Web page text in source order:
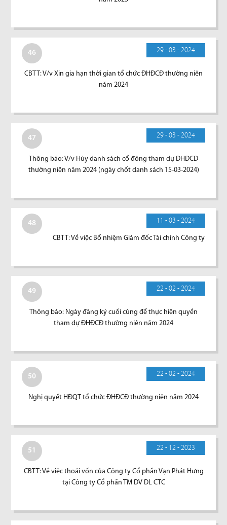
46 29 - 03 - 2024
CBTT: V/v Xin gia hạn thời gian tổ chức ĐHĐCĐ thường niên
năm 2024
47 29 - 03 - 2024
Thông báo: V/v Hủy danh sách cổ đông tham dự ĐHĐCĐ
thường niên năm 2024 (ngày chốt danh sách 15-03-2024)
48 11 - 03 - 2024
CBTT: Về việc Bổ nhiệm Giám đốc Tài chính Công ty
49 22 - 02 - 2024
Thông báo: Ngày đăng ký cuối cùng để thực hiện quyền
tham dự ĐHĐCĐ thường niên năm 2024
50 22 - 02 - 2024
Nghị quyết HĐQT tổ chức ĐHĐCĐ thường niên năm 2024
51 22 - 12 - 2023
CBTT: Về việc thoái vốn của Công ty Cổ phần Vạn Phát Hưng
tại Công ty Cổ phần TM DV DL CTC